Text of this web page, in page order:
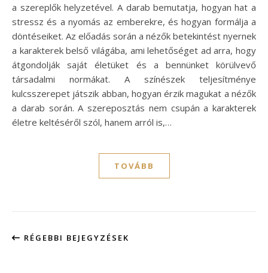
a szereplők helyzetével. A darab bemutatja, hogyan hat a
stressz és a nyomás az emberekre, és hogyan formálja a
döntéseiket. Az előadás során a nézők betekintést nyernek
a karakterek belső világába, ami lehetőséget ad arra, hogy
átgondolják saját életüket és a bennünket körülvevő
társadalmi normákat. A színészek teljesítménye
kulcsszerepet játszik abban, hogyan érzik magukat a nézők
a darab során. A szereposztás nem csupán a karakterek
életre keltéséről szól, hanem arról is,…
TOVÁBB
RÉGEBBI BEJEGYZÉSEK